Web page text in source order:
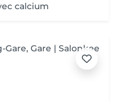
calcium